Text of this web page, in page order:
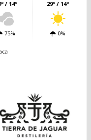
/ 14º
75%
29º / 14º
0%